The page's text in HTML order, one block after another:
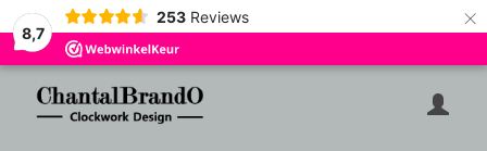
8,7
253 Reviews ×